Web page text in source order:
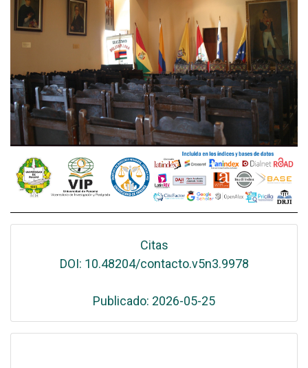
Citas
DOI: 10.48204/contacto.v5n3.9978
Publicado: 2026-05-25